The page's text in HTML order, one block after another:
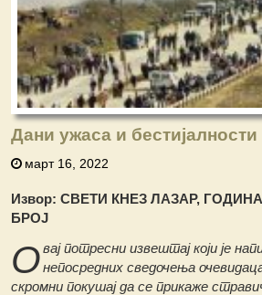
Дани ужаса и бестијалности
март 16, 2022
Извор: СВЕТИ КНЕЗ ЛАЗАР,
БРОЈ
Овај потресни извештај који је
непосредних сведочења
скромни покушај да се прикаже